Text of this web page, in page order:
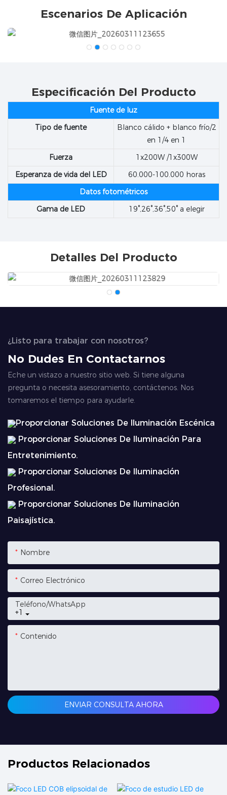
Escenarios De Aplicación
Especificación Del Producto
Fuente de luz
Tipo de fuente
Blanco cálido + blanco frío/2
en 1/4 en 1
Fuerza
1x200W /1x300W
Esperanza de vida del LED
60.000-100.000 horas
Datos fotométricos
Gama de LED
19°,26°,36°,50° a elegir
Detalles Del Producto
¿Listo para trabajar con nosotros?
No Dudes En Contactarnos
Eche un vistazo a nuestro sitio web. Si tiene alguna
pregunta o necesita asesoramiento, contáctenos. Nos
tomaremos el tiempo para ayudarle.
Proporcionar Soluciones De Iluminación Escénica
Proporcionar Soluciones De Iluminación Para
Entretenimiento.
Proporcionar Soluciones De Iluminación
Profesional.
Proporcionar Soluciones De Iluminación
Paisajística.
Nombre
Correo Electrónico
+1
Teléfono/WhatsApp
Contenido
ENVIAR CONSULTA AHORA
Productos Relacionados